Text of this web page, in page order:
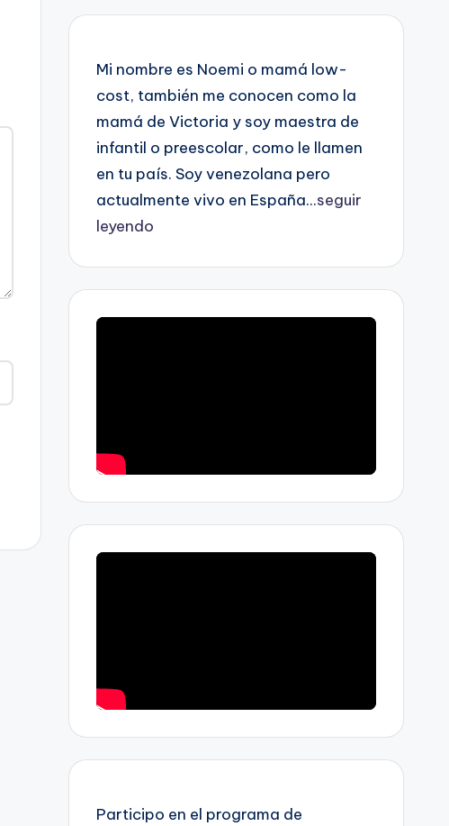
Mi nombre es Noemi o mamá low-
cost, también me conocen como la
mamá de Victoria y soy maestra de
infantil o preescolar, como le llamen
en tu país. Soy venezolana pero
actualmente vivo en España...seguir
leyendo
Participo en el programa de